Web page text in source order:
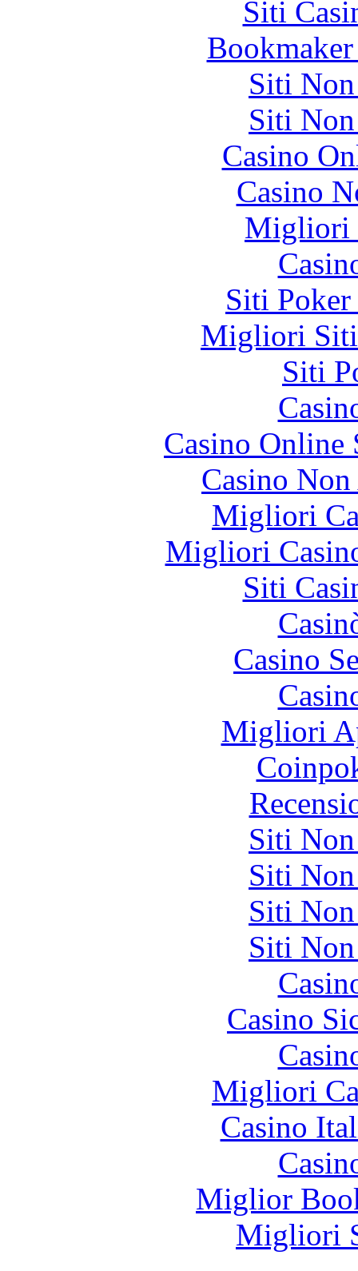
Siti
Siti
Siti
Casino
Casino
Migliori
Siti
Migliori Siti
Siti
Casino
Casino
Migliori
Migliori
Siti
Casino
Migliori
Siti
Siti
Siti
Siti
Casino
Migliori
Casino
Miglior
Migliori